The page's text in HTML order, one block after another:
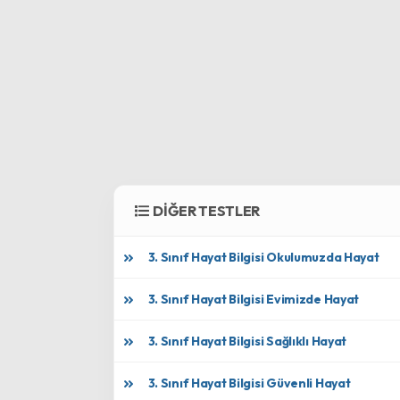
DİĞER TESTLER
3. Sınıf Hayat Bilgisi Okulumuzda Hayat
3. Sınıf Hayat Bilgisi Evimizde Hayat
3. Sınıf Hayat Bilgisi Sağlıklı Hayat
3. Sınıf Hayat Bilgisi Güvenli Hayat